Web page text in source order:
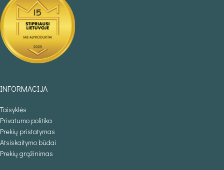
INFORMACIJA
Taisyklės
Privatumo politika
Prekių pristatymas
Atsiskaitymo būdai
Prekių grąžinimas